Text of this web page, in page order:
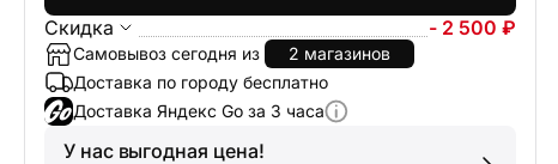
Скидка
- 2 500 ₽
Самовывоз сегодня из
2 магазинов
Доставка по городу бесплатно
Доставка Яндекс Go за 3 часа
У нас выгодная цена!